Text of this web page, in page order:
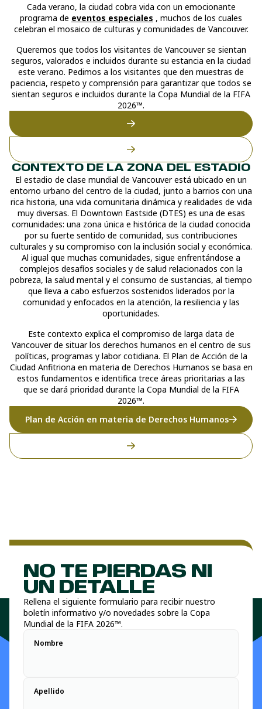
Cada verano, la ciudad cobra vida con un emocionante
programa de eventos especiales , muchos de los cuales
celebran el mosaico de culturas y comunidades de Vancouver.
Queremos que todos los visitantes de Vancouver se sientan
seguros, valorados e incluidos durante su estancia en la ciudad
este verano. Pedimos a los visitantes que den muestras de
paciencia, respeto y comprensión para garantizar que todos se
sientan seguros e incluidos durante la Copa Mundial de la FIFA
2026™.
CONTEXTO DE LA ZONA DEL ESTADIO
El estadio de clase mundial de Vancouver está ubicado en un
entorno urbano del centro de la ciudad, junto a barrios con una
rica historia, una vida comunitaria dinámica y realidades de vida
muy diversas. El Downtown Eastside (DTES) es una de esas
comunidades: una zona única e histórica de la ciudad conocida
por su fuerte sentido de comunidad, sus contribuciones
culturales y su compromiso con la inclusión social y económica.
Al igual que muchas comunidades, sigue enfrentándose a
complejos desafíos sociales y de salud relacionados con la
pobreza, la salud mental y el consumo de sustancias, al tiempo
que lleva a cabo esfuerzos sostenidos liderados por la
comunidad y enfocados en la atención, la resiliencia y las
oportunidades.
Este contexto explica el compromiso de larga data de
Vancouver de situar los derechos humanos en el centro de sus
políticas, programas y labor cotidiana. El Plan de Acción de la
Ciudad Anfitriona en materia de Derechos Humanos se basa en
estos fundamentos e identifica trece áreas prioritarias a las
que se dará prioridad durante la Copa Mundial de la FIFA
2026™.
Plan de Acción en materia de Derechos Humanos
NO TE PIERDAS NI
UN DETALLE
Rellena el siguiente formulario para recibir nuestro
boletín informativo y/o novedades sobre la Copa
Mundial de la FIFA 2026™.
Nombre
Apellido